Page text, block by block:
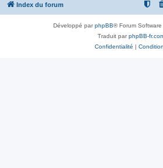
Index du forum
Développé parphpBB® Forum
Traduit parphpBB-
Confidentialité |